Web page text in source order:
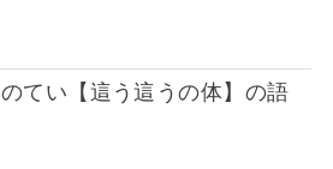
てい【這う這うの体】の語